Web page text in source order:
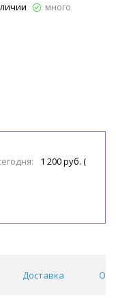
много
1 200 руб. (
Доставка